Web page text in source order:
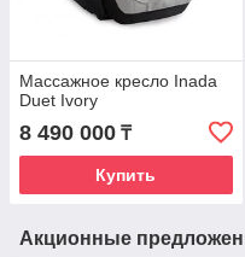
Массажное кресло Inada
Duet Ivory
8 490 000 ₸
Купить
Акционные